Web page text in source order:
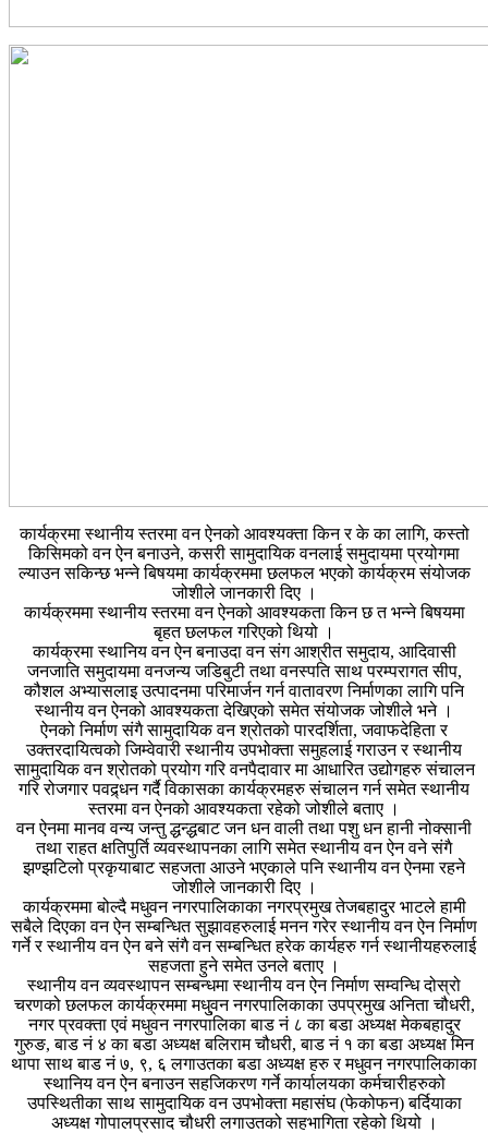
कार्यक्रमा स्थानीय स्तरमा वन ऐनको आवश्यक्ता किन र के का लागि, कस्तो
किसिमको वन ऐन बनाउने, कसरी सामुदायिक वनलाई समुदायमा प्रयोगमा
ल्याउन सकिन्छ भन्ने बिषयमा कार्यक्रममा छलफल भएको कार्यक्रम संयोजक
जोशीले जानकारी दिए ।
कार्यक्रममा स्थानीय स्तरमा वन ऐनको आवश्यकता किन छ त भन्ने बिषयमा
बृहत छलफल गरिएको थियो ।
कार्यक्रमा स्थानिय वन ऐन बनाउदा वन संग आश्रीत समुदाय, आदिवासी
जनजाति समुदायमा वनजन्य जडिबुटी तथा वनस्पति साथ परम्परागत सीप,
कौशल अभ्यासलाइ उत्पादनमा परिमार्जन गर्न वातावरण निर्माणका लागि पनि
स्थानीय वन ऐनको आवश्यकता देखिएको समेत संयोजक जोशीले भने ।
ऐनको निर्माण संगै सामुदायिक वन श्रोतको पारदर्शिता, जवाफदेहिता र
उक्तरदायित्वको जिम्वेवारी स्थानीय उपभोक्ता समुहलाई गराउन र स्थानीय
सामुदायिक वन श्रोतको प्रयोग गरि वनपैदावार मा आधारित उद्योगहरु संचालन
गरि रोजगार पवद्र्धन गर्दै विकासका कार्यक्रमहरु संचालन गर्न समेत स्थानीय
स्तरमा वन ऐनको आवश्यकता रहेको जोशीले बताए ।
वन ऐनमा मानव वन्य जन्तु द्धन्द्धबाट जन धन वाली तथा पशु धन हानी नोक्सानी
तथा राहत क्षतिपुर्ति व्यवस्थापनका लागि समेत स्थानीय वन ऐन वने संगै
झण्झटिलो प्रकृयाबाट सहजता आउने भएकाले पनि स्थानीय वन ऐनमा रहने
जोशीले जानकारी दिए ।
कार्यक्रममा बोल्दै मधुवन नगरपालिकाका नगरप्रमुख तेजबहादुर भाटले हामी
सबैले दिएका वन ऐन सम्बन्धित सुझावहरुलाई मनन गरेर स्थानीय वन ऐन निर्माण
गर्ने र स्थानीय वन ऐन बने संगै वन सम्बन्धित हरेक कार्यहरु गर्न स्थानीयहरुलाई
सहजता हुने समेत उनले बताए ।
स्थानीय वन व्यवस्थापन सम्बन्धमा स्थानीय वन ऐन निर्माण सम्वन्धि दोस्रो
चरणको छलफल कार्यक्रममा मधु्वन नगरपालिकाका उपप्रमुख अनिता चौधरी,
नगर प्रवक्ता एवं मधुवन नगरपालिका बाड नं ८ का बडा अध्यक्ष मेकबहादुर
गुरुङ, बाड नं ४ का बडा अध्यक्ष बलिराम चौधरी, बाड नं १ का बडा अध्यक्ष मिन
थापा साथ बाड नं ७, ९, ६ लगाउतका बडा अध्यक्ष हरु र मधुवन नगरपालिकाका
स्थानिय वन ऐन बनाउन सहजिकरण गर्ने कार्यालयका कर्मचारीहरुको
उपस्थितीका साथ सामुदायिक वन उपभोक्ता महासंघ (फेकोफन) बर्दियाका
अध्यक्ष गोपालप्रसाद चौधरी लगाउतको सहभागिता रहेको थियो ।